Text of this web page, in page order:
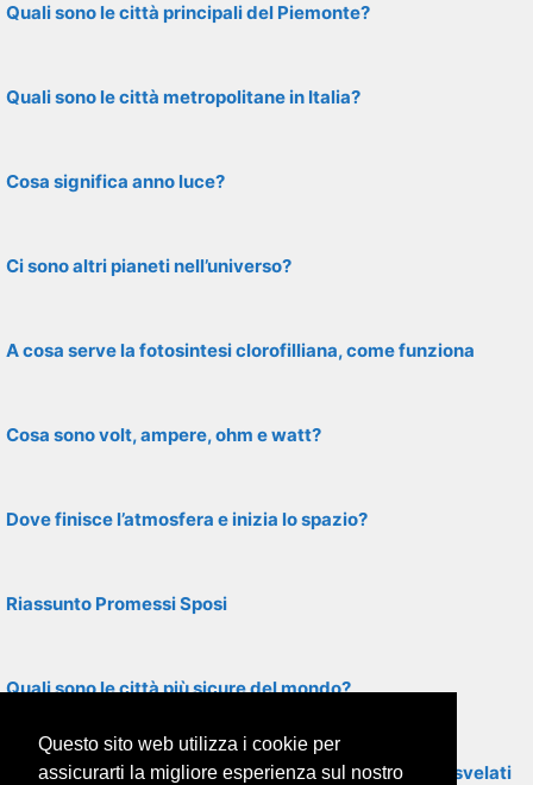
Quali sono le città principali del Piemonte?
Quali sono le città metropolitane in Italia?
Cosa significa anno luce?
Ci sono altri pianeti nell’universo?
A cosa serve la fotosintesi clorofilliana, come funziona
Cosa sono volt, ampere, ohm e watt?
Dove finisce l’atmosfera e inizia lo spazio?
Riassunto Promessi Sposi
Quali sono le città più sicure del mondo?
Segreti di Medjugorje: quanti sono, quando saranno svelati
Questo sito web utilizza i cookie per
assicurarti la migliore esperienza sul nostro